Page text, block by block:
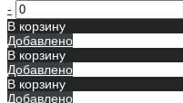
-
В корзину
Добавлено
В корзину
Добавлено
В корзину
Добавлено